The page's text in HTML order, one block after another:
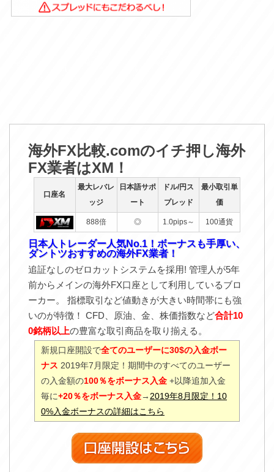
海外FX比較.comのイチ押し海外
FX業者はXM！
口座名
最大レバレ
ッジ
日本語サポ
ート
ドル/円ス
プレッド
最小取引単
価
888倍 ◎ 1.0pips～ 100通貨
日本人トレーダー人気No.1！ボーナスも手厚い、
ダントツおすすめの海外FX業者！
追証なしのゼロカットシステムを採用! 管理人が5年
前からメインの海外FX口座として利用しているブロ
ーカー。 指標取引など値動きが大きい時間帯にも強
いのが特徴！ CFD、原油、金、株価指数など合計10
0銘柄以上の豊富な取引商品を取り揃える。
新規口座開設で全てのユーザーに30$の入金ボー
ナス 2019年7月限定！期間中のすべてのユーザー
の入金額の100％をボーナス入金 +以降追加入金
毎に+20％をボーナス入金→ 2019年8月限定！10
0%入金ボーナスの詳細はこちら